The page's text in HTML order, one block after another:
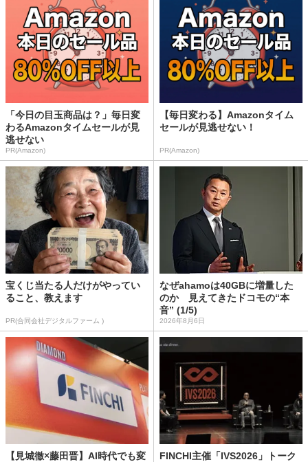
「今日の目玉商品は？」毎日変
わるAmazonタイムセールが見
逃せない
PR(Amazon)
【毎日変わる】Amazonタイム
セールが見逃せない！
PR(Amazon)
宝くじ当たる人だけがやってい
ること、教えます
PR(合同会社デジタルファーム )
なぜahamoは40GBに増量した
のか 見えてきたドコモの“本
音” (1/5)
2026年8月6日
【見城徹×藤田晋】AI時代でも変 FINCHI主催「IVS2026」トーク